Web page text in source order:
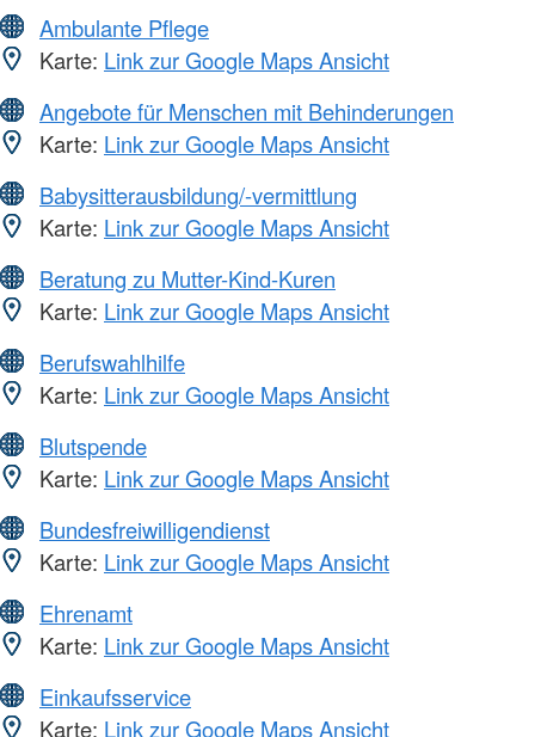
Ambulante Pflege
Karte: Link zur Google Maps Ansicht
Angebote für Menschen mit Behinderungen
Karte: Link zur Google Maps Ansicht
Babysitterausbildung/-vermittlung
Karte: Link zur Google Maps Ansicht
Beratung zu Mutter-Kind-Kuren
Karte: Link zur Google Maps Ansicht
Berufswahlhilfe
Karte: Link zur Google Maps Ansicht
Blutspende
Karte: Link zur Google Maps Ansicht
Bundesfreiwilligendienst
Karte: Link zur Google Maps Ansicht
Ehrenamt
Karte: Link zur Google Maps Ansicht
Einkaufsservice
Karte: Link zur Google Maps Ansicht